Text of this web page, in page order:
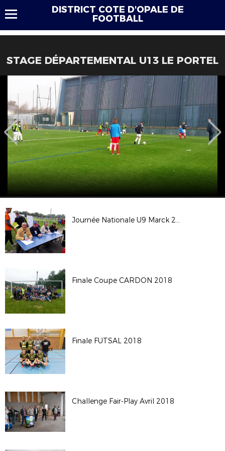
DISTRICT COTE D'OPALE DE
FOOTBALL
STAGE DÉPARTEMENTAL U13 LE PORTEL
Journée Nationale U9 Marck 2018
Finale Coupe CARDON 2018
Finale FUTSAL 2018
Challenge Fair-Play Avril 2018